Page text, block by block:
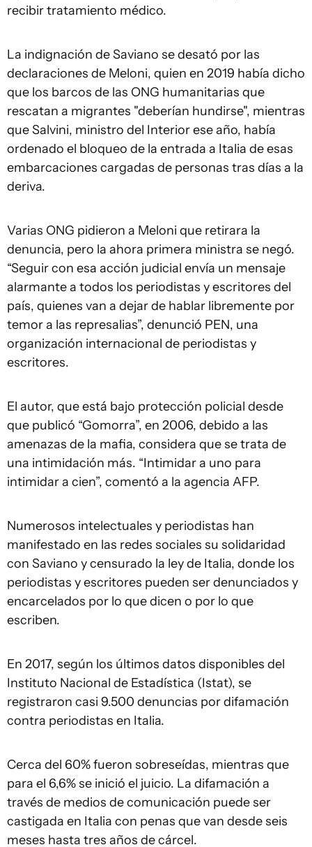
recibir tratamiento médico.
La indignación de Saviano se desató por las
declaraciones de Meloni, quien en 2019 había dicho
que los barcos de las ONG humanitarias que
rescatan a migrantes "deberían hundirse", mientras
que Salvini, ministro del Interior ese año, había
ordenado el bloqueo de la entrada a Italia de esas
embarcaciones cargadas de personas tras días a la
deriva.
Varias ONG pidieron a Meloni que retirara la
denuncia, pero la ahora primera ministra se negó.
“Seguir con esa acción judicial envía un mensaje
alarmante a todos los periodistas y escritores del
país, quienes van a dejar de hablar libremente por
temor a las represalias”, denunció PEN, una
organización internacional de periodistas y
escritores.
El autor, que está bajo protección policial desde
que publicó “Gomorra”, en 2006, debido a las
amenazas de la mafia, considera que se trata de
una intimidación más. “Intimidar a uno para
intimidar a cien”, comentó a la agencia AFP.
Numerosos intelectuales y periodistas han
manifestado en las redes sociales su solidaridad
con Saviano y censurado la ley de Italia, donde los
periodistas y escritores pueden ser denunciados y
encarcelados por lo que dicen o por lo que
escriben.
En 2017, según los últimos datos disponibles del
Instituto Nacional de Estadística (Istat), se
registraron casi 9.500 denuncias por difamación
contra periodistas en Italia.
Cerca del 60% fueron sobreseídas, mientras que
para el 6,6% se inició el juicio. La difamación a
través de medios de comunicación puede ser
castigada en Italia con penas que van desde seis
meses hasta tres años de cárcel.